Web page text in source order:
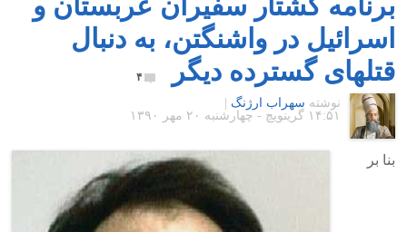
اسرائیل در واشنگتن، به دنبال
قتلهای گسترده دیگر
۴
نوشته سهراب ارژنگ
۱۴:۵۱ گرينويچ - چهارشنبه ۲۰ مهر ۱۳۹۰
بنا بر